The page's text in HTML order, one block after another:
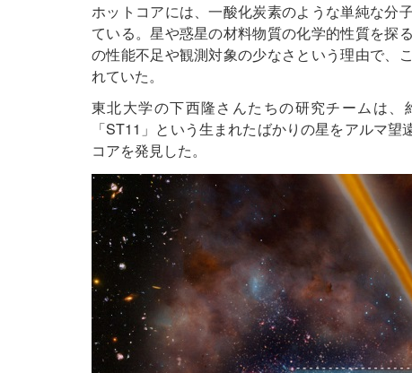
ホットコアには、一酸化炭素のような単純な分
ている。星や惑星の材料物質の化学的性質を探
の性能不足や観測対象の少なさという理由で、
れていた。
東北大学の下西隆さんたちの研究チームは
「ST11」という生まれたばかりの星をアルマ
コアを発見した。